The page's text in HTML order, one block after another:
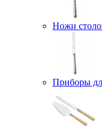
Ножи
Приборы